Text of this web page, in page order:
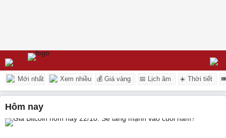
Mới nhất Xem nhiều 💰 Giá vàng 📅 Lịch âm ☀️ Thời tiết
hôm nay